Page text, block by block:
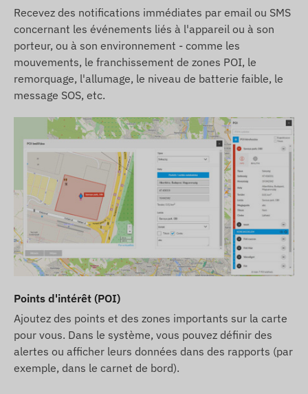
Recevez des notifications immédiates par email ou SMS
concernant les événements liés à l'appareil ou à son
porteur, ou à son environnement - comme les
mouvements, le franchissement de zones POI, le
remorquage, l'allumage, le niveau de batterie faible, le
message SOS, etc.
Points d'intérêt (POI)
Ajoutez des points et des zones importants sur la carte
pour vous. Dans le système, vous pouvez définir des
alertes ou afficher leurs données dans des rapports (par
exemple, dans le carnet de bord).